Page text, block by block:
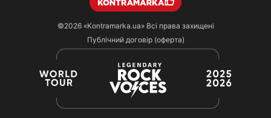
©2026 «Kontramarka.ua»Всі права захищені
Публічний договір (оферта)